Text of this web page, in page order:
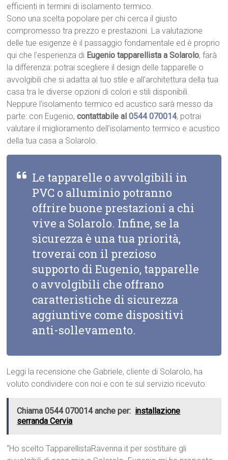
efficienti in termini di isolamento termico.
Sono una scelta popolare per chi cerca il giusto
compromesso tra prezzo e prestazioni. La valutazione
delle tue esigenze è il passaggio fondamentale ed è proprio
qui che l’esperienza di Eugenio tapparellista a Solarolo, farà
la differenza: potrai scegliere il design delle tapparelle o
avvolgibili che si adatta al tuo stile e all’architettura della tua
casa tra le diverse opzioni di colori e stili disponibili.
Neppure l’isolamento termico ed acustico sarà messo da
parte: con Eugenio,contattabile al0544 070014, potrai
valutare il miglioramento dell’isolamento termico e acustico
della tua casa a Solarolo.
Le tapparelle o avvolgibili in
PVC o alluminio potranno
offrire buone prestazioni a chi
vive a Solarolo. Infine, se la
sicurezza è una tua priorità,
troverai con il prezioso
supporto di Eugenio, tapparelle
o avvolgibili che offrano
caratteristiche di sicurezza
aggiuntive come dispositivi
anti-sollevamento.
Leggi la recensione che Gabriele, cliente di Solarolo, ha
voluto condividere con noi e con te sul servizio ricevuto:
Chiama 0544 070014 anche per: installazione
serranda Cervia
“Ho scelto TapparellistaRavenna.it per sostituire gli